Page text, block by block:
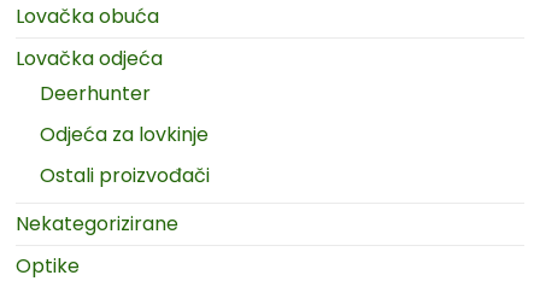
Lovačka obuća
Lovačka odjeća
Deerhunter
Odjeća za lovkinje
Ostali proizvođači
Nekategorizirane
Optike